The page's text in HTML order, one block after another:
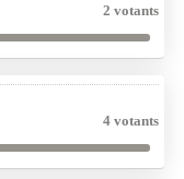
2 votants
4 votants